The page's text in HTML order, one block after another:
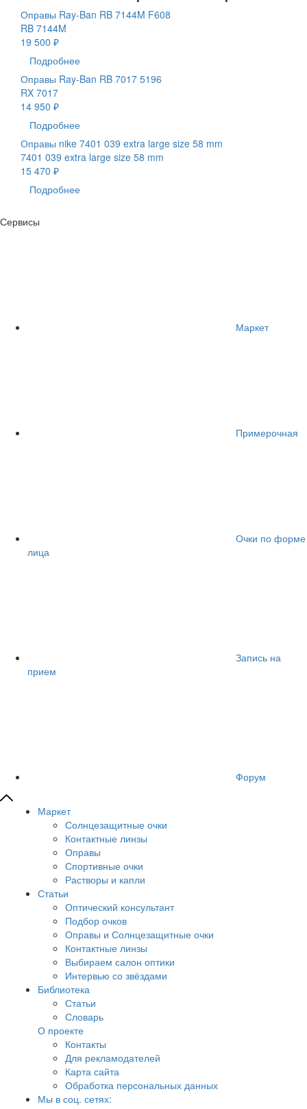
Оправы Ray-Ban RB 7144M F608
RB 7144M
19 500 ₽
Подробнее
Оправы Ray-Ban RB 7017 5196
RX 7017
14 950 ₽
Подробнее
Оправы nike 7401 039 extra large size 58 mm
7401 039 extra large size 58 mm
15 470 ₽
Подробнее
Сервисы
Маркет
Примерочная
Очки по форме
лица
Запись на
прием
Форум
Маркет
Солнцезащитные очки
Контактные линзы
Оправы
Спортивные очки
Растворы и капли
Статьи
Оптический консультант
Подбор очков
Оправы и Солнцезащитные очки
Контактные линзы
Выбираем салон оптики
Интервью со звёздами
Библиотека
Статьи
Словарь
О проекте
Контакты
Для рекламодателей
Карта сайта
Обработка персональных данных
Мы в соц. сетях: